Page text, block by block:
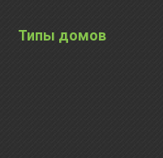
Типы домов